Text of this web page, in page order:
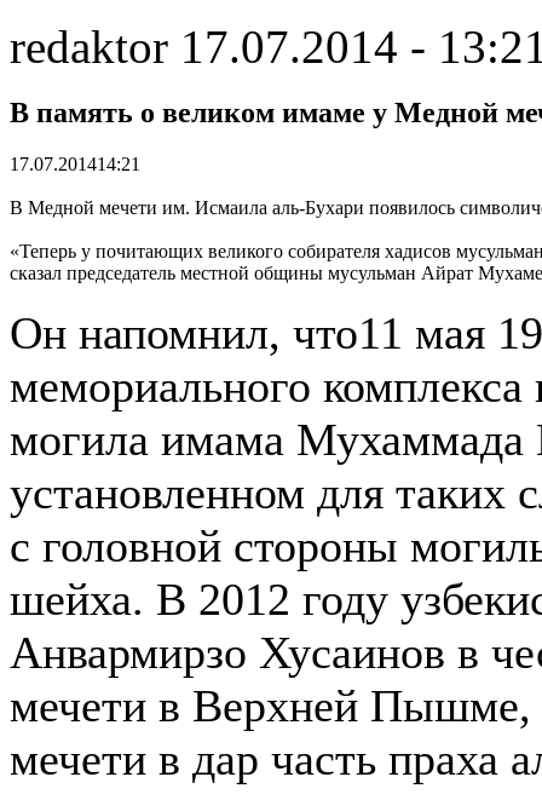
redaktor 17.07.2014 -
В память о великом имаме у Медной
17.07.201414:21
В Медной мечети им. Исмаила аль-Бухари появилось
«Теперь у почитающих великого собирателя хадисов
сказал председатель местной общины мусульман Айрат
Он напомнил, что11 мая
мемориального
могила имама Мухаммада
установленном для таких
с головной стороны
шейха. В 2012 году
Анвармирзо Хусаинов в
мечети в Верхней Пышме,
мечети в дар часть праха